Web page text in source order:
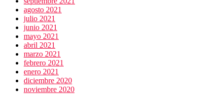
agosto 2021
julio 2021
junio 2021
mayo 2021
abril 2021
marzo 2021
febrero 2021
enero 2021
diciembre 2020
noviembre 2020